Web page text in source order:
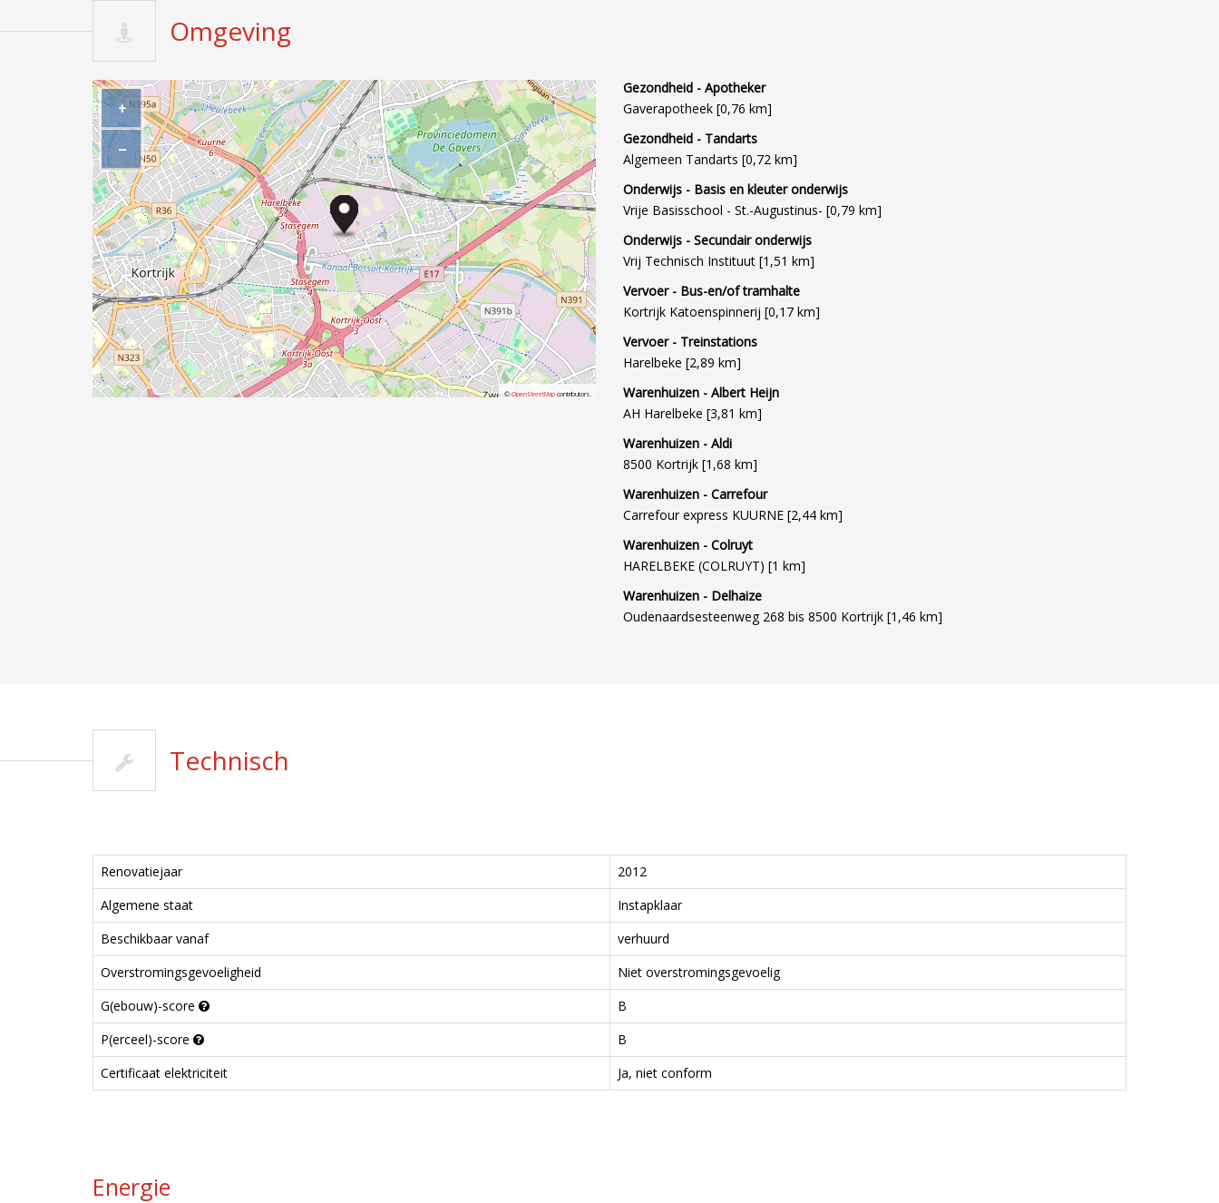
Omgeving
+
−
©OpenStreetMapcontributors.
Gezondheid - Apotheker
Gaverapotheek [0,76 km]
Gezondheid - Tandarts
Algemeen Tandarts [0,72 km]
Onderwijs - Basis en kleuter onderwijs
Vrije Basisschool - St.-Augustinus- [0,79 km]
Onderwijs - Secundair onderwijs
Vrij Technisch Instituut [1,51 km]
Vervoer - Bus-en/of tramhalte
Kortrijk Katoenspinnerij [0,17 km]
Vervoer - Treinstations
Harelbeke [2,89 km]
Warenhuizen - Albert Heijn
AH Harelbeke [3,81 km]
Warenhuizen - Aldi
8500 Kortrijk [1,68 km]
Warenhuizen - Carrefour
Carrefour express KUURNE [2,44 km]
Warenhuizen - Colruyt
HARELBEKE (COLRUYT) [1 km]
Warenhuizen - Delhaize
Oudenaardsesteenweg 268 bis 8500 Kortrijk [1,46 km]
Technisch
Renovatiejaar
2012
Algemene staat
Instapklaar
Beschikbaar vanaf
verhuurd
Overstromingsgevoeligheid
Niet overstromingsgevoelig
G(ebouw)-score
B
P(erceel)-score
B
Certificaat elektriciteit
Ja, niet conform
Energie